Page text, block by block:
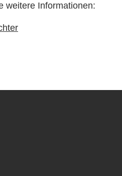
weitere Informationen: